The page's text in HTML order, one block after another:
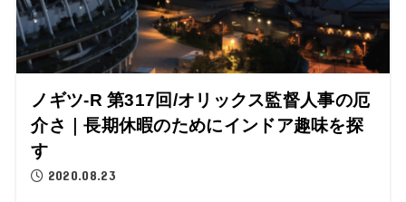
ノギツ-R 第317回/オリックス監督人事の厄
介さ｜長期休暇のためにインドア趣味を探
す
2020.08.23